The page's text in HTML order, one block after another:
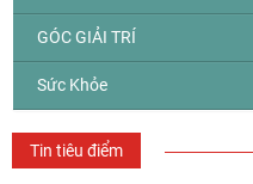
GÓC GIẢI TRÍ
Sức Khỏe
Tin tiêu điểm